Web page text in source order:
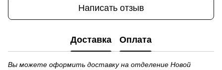
Написать отзыв
Доставка Оплата
Вы можете оформить доставку на отделение Новой